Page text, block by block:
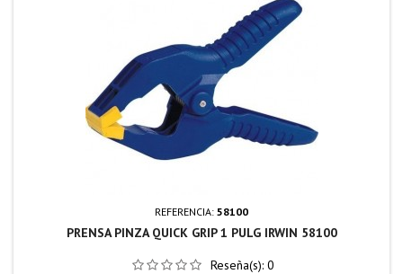
REFERENCIA: 58100
PRENSA PINZA QUICK GRIP 1 PULG IRWIN 58100
Reseña(s): 0